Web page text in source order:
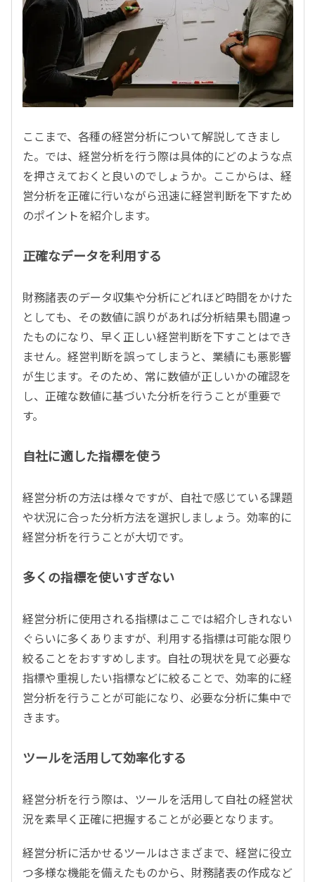
ここまで、各種の経営分析について解説してきまし
た。では、経営分析を行う際は具体的にどのような点
を押さえておくと良いのでしょうか。ここからは、経
営分析を正確に行いながら迅速に経営判断を下すため
のポイントを紹介します。
正確なデータを利用する
財務諸表のデータ収集や分析にどれほど時間をかけた
としても、その数値に誤りがあれば分析結果も間違っ
たものになり、早く正しい経営判断を下すことはでき
ません。経営判断を誤ってしまうと、業績にも悪影響
が生じます。そのため、常に数値が正しいかの確認を
し、正確な数値に基づいた分析を行うことが重要で
す。
自社に適した指標を使う
経営分析の方法は様々ですが、自社で感じている課題
や状況に合った分析方法を選択しましょう。効率的に
経営分析を行うことが大切です。
多くの指標を使いすぎない
経営分析に使用される指標はここでは紹介しきれない
ぐらいに多くありますが、利用する指標は可能な限り
絞ることをおすすめします。自社の現状を見て必要な
指標や重視したい指標などに絞ることで、効率的に経
営分析を行うことが可能になり、必要な分析に集中で
きます。
ツールを活用して効率化する
経営分析を行う際は、ツールを活用して自社の経営状
況を素早く正確に把握することが必要となります。
経営分析に活かせるツールはさまざまで、経営に役立
つ多様な機能を備えたものから、財務諸表の作成など